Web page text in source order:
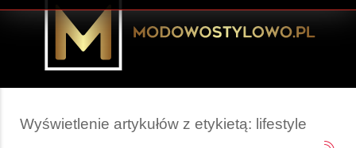
Wyświetlenie artykułów z etykietą: lifestyle